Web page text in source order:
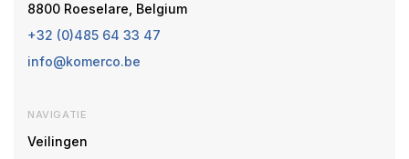
8800 Roeselare, Belgium
+32 (0)485 64 33 47
info@komerco.be
NAVIGATIE
Veilingen